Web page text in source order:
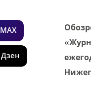
MAX
Дзен